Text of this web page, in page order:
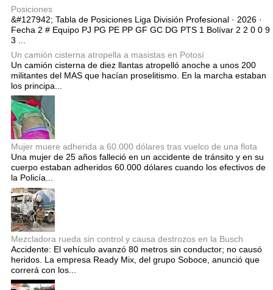
Posiciones
&#127942; Tabla de Posiciones Liga División Profesional · 2026 ·
Fecha 2 # Equipo PJ PG PE PP GF GC DG PTS 1 Bolívar 2 2 0 0 9
3 ...
Un camión cisterna atropella a masistas en Potosí
Un camión cisterna de diez llantas atropelló anoche a unos 200
militantes del MAS que hacían proselitismo. En la marcha estaban
los principa...
Mujer muere adherida a 60.000 dólares tras vuelco de una flota
Una mujer de 25 años falleció en un accidente de tránsito y en su
cuerpo estaban adheridos 60.000 dólares cuando los efectivos de
la Policía...
Mezcladora rueda sin control y causa destrozos en la Busch
Accidente: El vehículo avanzó 80 metros sin conductor; no causó
heridos. La empresa Ready Mix, del grupo Soboce, anunció que
correrá con los...